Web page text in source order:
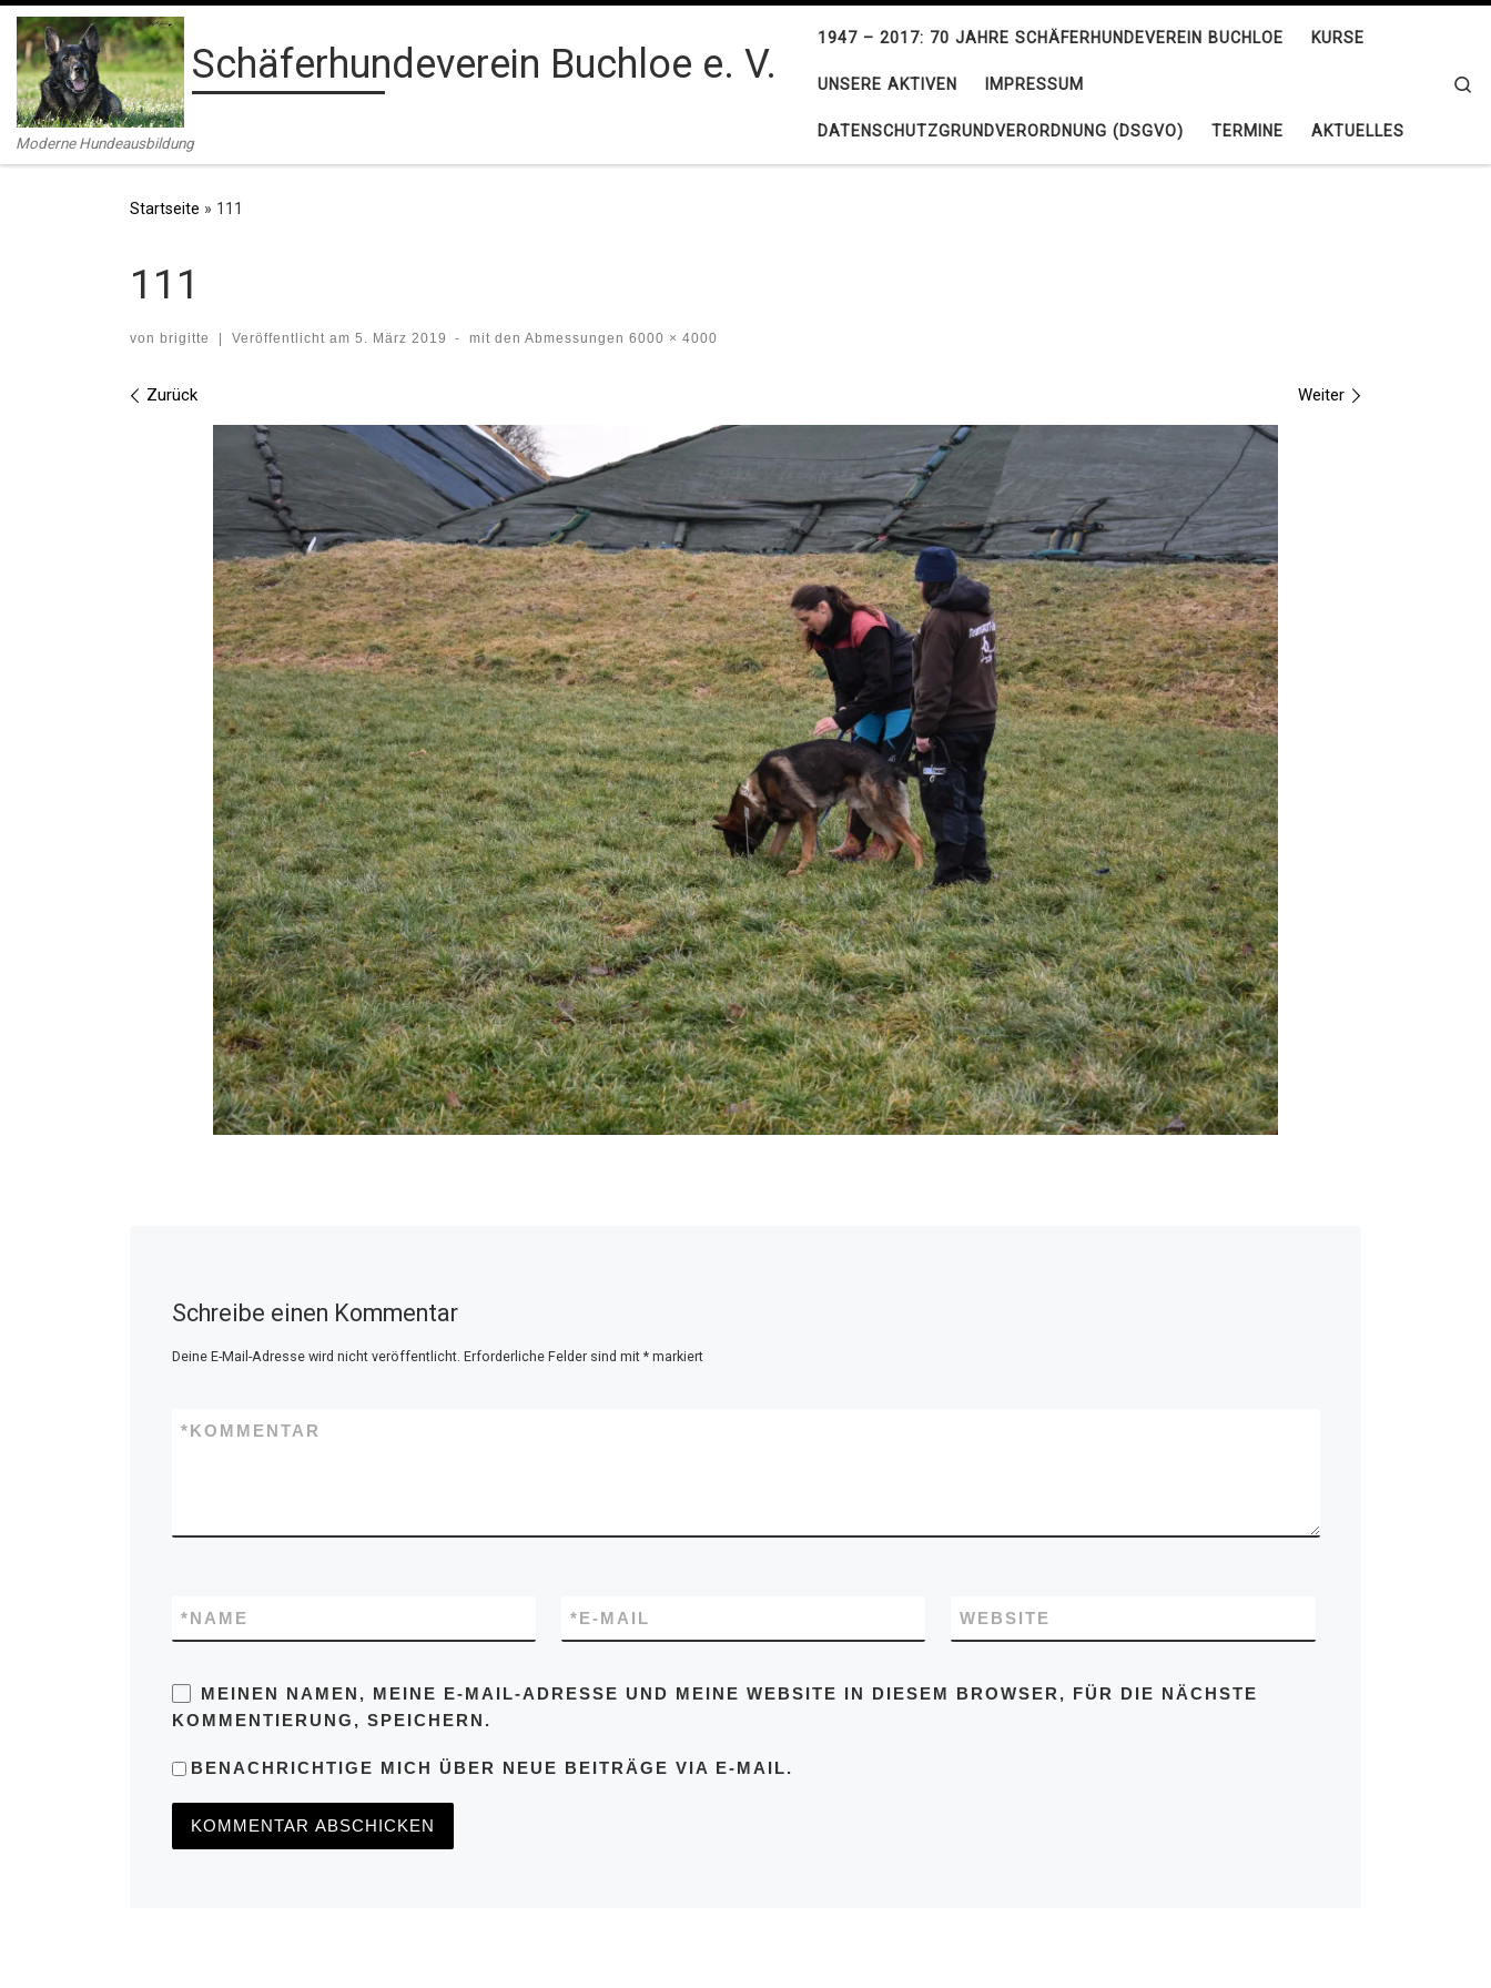
Zum Inhalt springen
Schäferhundeverein Buchloe e. V.
Moderne Hundeausbildung
1947 – 2017: 70 JAHRE SCHÄFERHUNDEVEREIN BUCHLOE KURSE
UNSERE AKTIVEN IMPRESSUM
DATENSCHUTZGRUNDVERORDNUNG (DSGVO) TERMINE AKTUELLES
Startseite » 111
111
von brigitte Veröffentlicht am 5. März 2019 - mit den Abmessungen 6000 × 4000
Bilder Navigation
Zurück Weiter
Schreibe einen Kommentar
Deine E-Mail-Adresse wird nicht veröffentlicht. Erforderliche Felder sind mit *markiert
KOMMENTAR
*
NAME
* E-MAIL
* WEBSITE
MEINEN NAMEN, MEINE E-MAIL-ADRESSE UND MEINE WEBSITE IN DIESEM BROWSER, FÜR DIE NÄCHSTE
KOMMENTIERUNG, SPEICHERN.
BENACHRICHTIGE MICH ÜBER NEUE BEITRÄGE VIA E-MAIL.